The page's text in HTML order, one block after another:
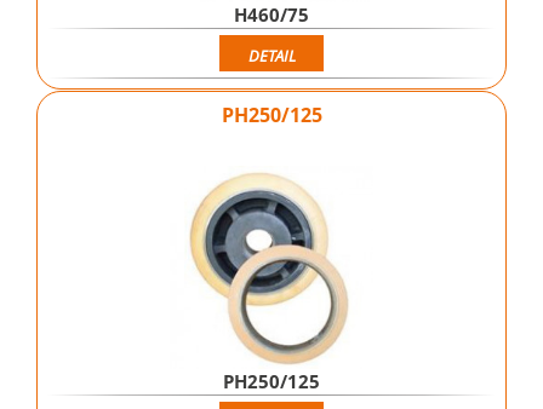
H460/75
DETAIL
PH250/125
PH250/125